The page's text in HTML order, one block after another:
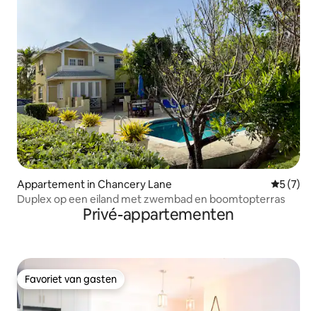
Appartement in Chancery Lane
5 (7)
Duplex op een eiland met zwembad en boomtopterras
Privé-appartementen
Favoriet van gasten
Favoriet van gasten